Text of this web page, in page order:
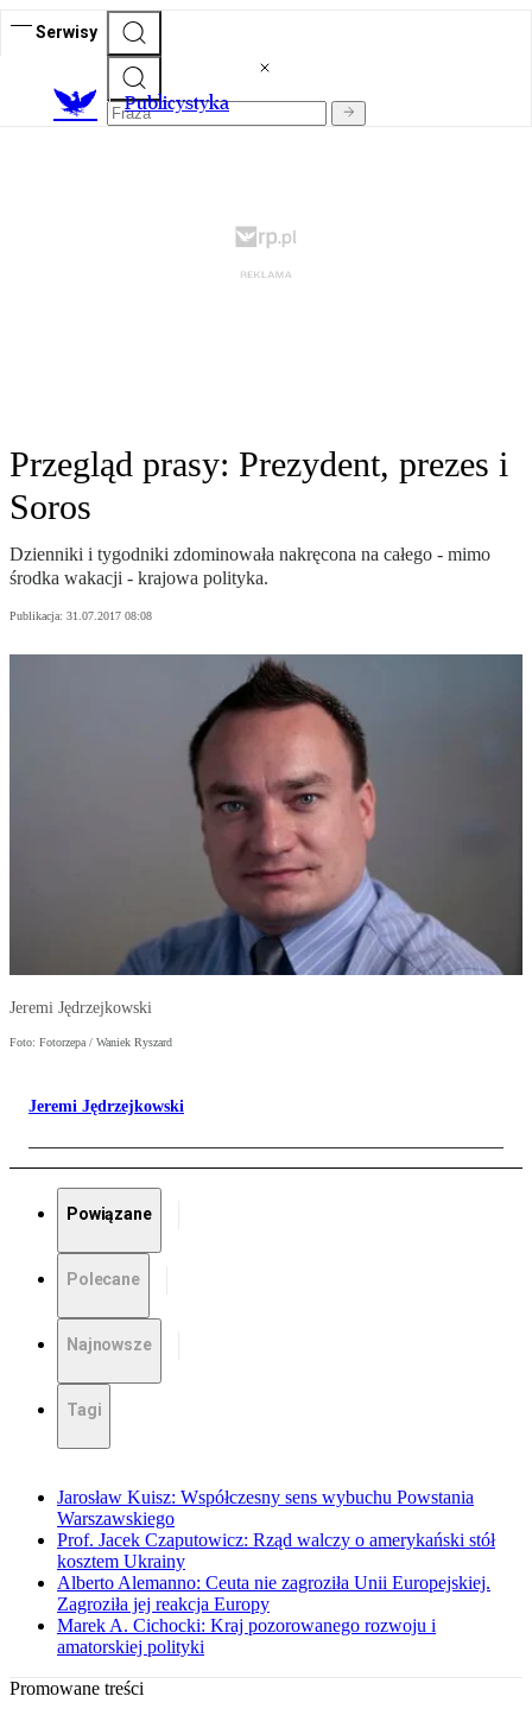
Serwisy
Publicystyka
Przegląd prasy: Prezydent, prezes i
Soros
Dzienniki i tygodniki zdominowała nakręcona na całego - mimo
środka wakacji - krajowa polityka.
Publikacja: 31.07.2017 08:08
Jeremi Jędrzejkowski
Foto: Fotorzepa / Waniek Ryszard
Jeremi Jędrzejkowski
Powiązane
Polecane
Najnowsze
Tagi
Jarosław Kuisz: Współczesny sens wybuchu Powstania
Warszawskiego
Prof. Jacek Czaputowicz: Rząd walczy o amerykański stół
kosztem Ukrainy
Alberto Alemanno: Ceuta nie zagroziła Unii Europejskiej.
Zagroziła jej reakcja Europy
Marek A. Cichocki: Kraj pozorowanego rozwoju i
amatorskiej polityki
Promowane treści